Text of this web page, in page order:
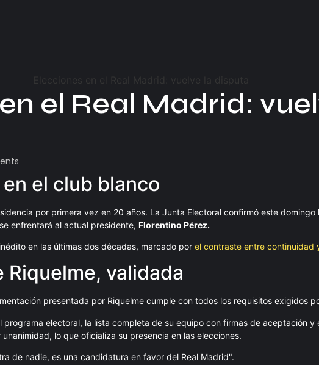
el Real Madrid:
el club blanco
por primera vez en 20 años. La Junta Electoral confirmó este domingo
enfrentará al actual presidente, Florentino Pérez.
en las últimas dos décadas, marcado por el contraste entre continuidad
Riquelme, validada
presentada por Riquelme cumple con todos los requisitos exigidos
programa electoral, la lista completa de su equipo con firmas de aceptación y
lo que oficializa su presencia en las elecciones.
de nadie, es una candidatura en favor del Real Madrid".